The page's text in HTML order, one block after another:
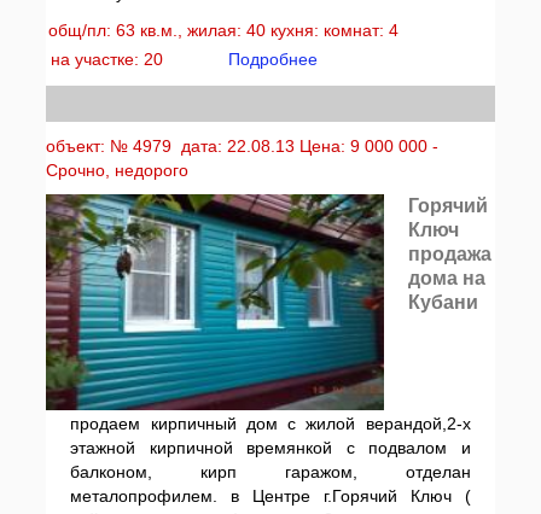
общ/пл: 63 кв.м., жилая: 40 кухня: комнат: 4
на участке: 20
Подробнее
объект: № 4979 дата: 22.08.13 Цена: 9 000 000 -
Срочно, недорого
Горячий
Ключ
продажа
дома на
Кубани
продаем кирпичный дом с жилой верандой,2-х
этажной кирпичной времянкой с подвалом и
балконом, кирп гаражом, отделан
металопрофилем. в Центре г.Горячий Ключ (